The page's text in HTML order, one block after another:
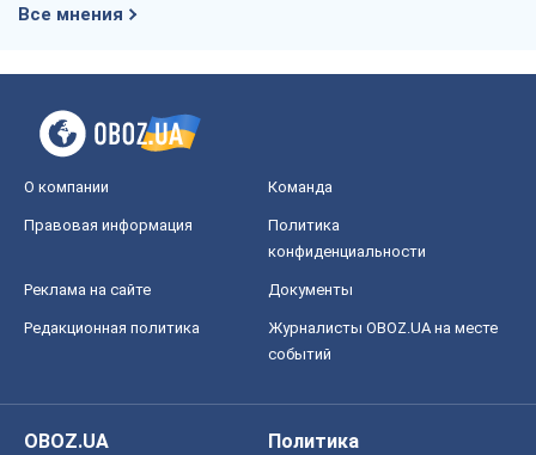
Все мнения
О компании Команда
Правовая информация
Политика
конфиденциальности
Реклама на сайте Документы
Редакционная политика
Журналисты OBOZ.UA на месте
событий
OBOZ.UA
Политика